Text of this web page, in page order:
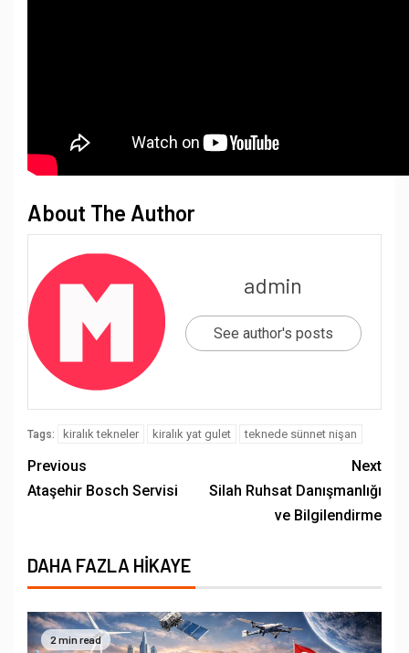
About The Author
admin
See author's posts
Tags: kiralık tekneler kiralık yat gulet teknede sünnet nişan
Previous
Ataşehir Bosch Servisi
Next
Silah Ruhsat Danışmanlığı
ve Bilgilendirme
DAHA FAZLA HIKAYE
2 min read